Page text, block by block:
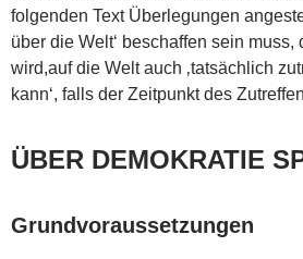
folgenden Text Überlegungen
über die Welt‘ beschaffen sein
wird,auf die Welt auch ‚tatsächlich
kann‘, falls der Zeitpunkt des
ÜBER DEMOKRATIE
Grundvoraussetzungen